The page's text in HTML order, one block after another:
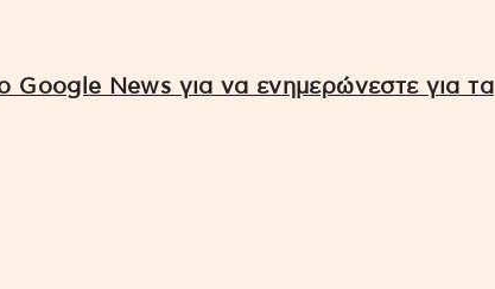
Google News για να ενημερώνεστε για τα